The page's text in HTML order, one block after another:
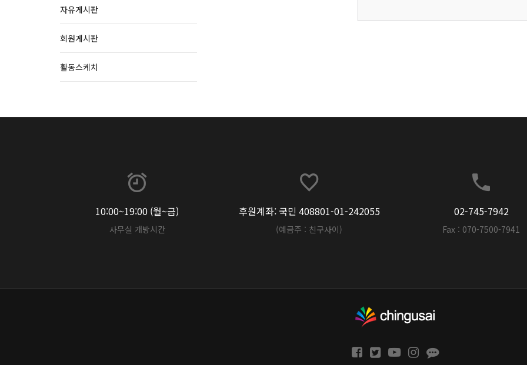
자유게시판
회원게시판
활동스케치
10:00~19:00 (월~금)
사무실 개방시간
후원계좌: 국민 408801-01-242055
(예금주 : 친구사이)
02-745-7942
Fax : 070-7500-7941